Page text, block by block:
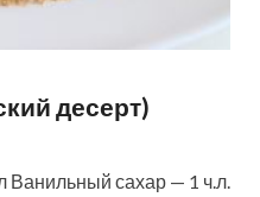
десерт)
сахар — 1 ч.л.